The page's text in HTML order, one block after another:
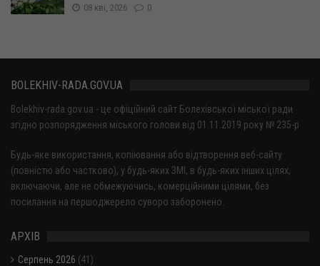
08 кві, 2026 0
BOLEKHIV-RADA.GOV.UA
Bolekhiv-rada.gov.ua - це офіційний сайт Болехівської міської ради
згідно розпорядження міського голови від 01.11.2019 року № 235-р
Будь-яке використання, копіювання або відтворення веб-сайту
(повністю або частково), у будь-яких ЗМІ, в будь-яких інших цілях,
включаючи, але не обмежуючись, комерційними цілями, без
посилання на першоджерело суворо заборонено.
АРХІВ
Серпень 2026 (41)